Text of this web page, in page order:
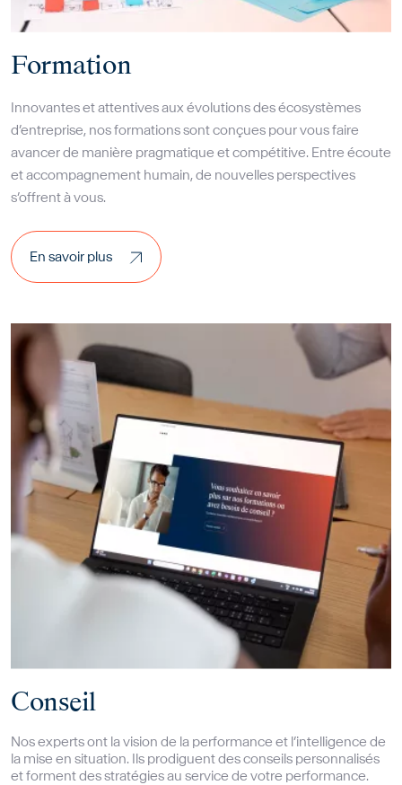
Formation
Innovantes et attentives aux évolutions des écosystèmes
d’entreprise, nos formations sont conçues pour vous faire
avancer de manière pragmatique et compétitive. Entre écoute
et accompagnement humain, de nouvelles perspectives
s’offrent à vous.
En savoir plus
En savoir plus
Conseil
Nos experts ont la vision de la performance et l’intelligence de
la mise en situation. Ils prodiguent des conseils personnalisés
et forment des stratégies au service de votre performance.